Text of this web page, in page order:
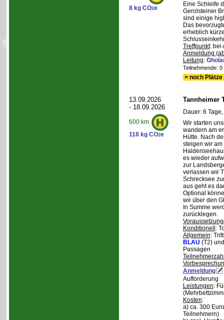
8 kg CO2e
Eine Schleife
Gerolsteiner
sind einige
Das
erheblich
Treffpunkt: bei
Anmeldung
Leitung:
Teilnehmende:
> noch
13.09.2026
- 18.09.2026
600 km
118 kg CO2e
Tannheimer
Dauer: 6
Wir starten
wandern am
Hütte. Nach
steigen wir
es wieder
zur
verlassen wir
Schrecksee
aus geht es
Optional
wir über den
In Summe
zurücklegen.
Konditionell :
Allgemein:
BLAU (T2)
Passagen
Anmeldung
Aufforderung
Leistungen:
Kosten:
a) ca. 300
Teilnehmern)